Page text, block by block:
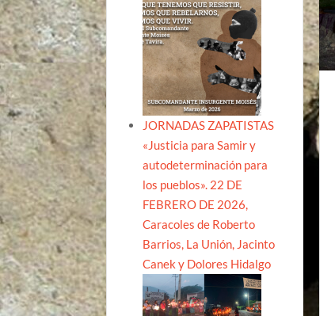
JORNADAS ZAPATISTAS
«Justicia para Samir y
autodeterminación para
los pueblos». 22 DE
FEBRERO DE 2026,
Caracoles de Roberto
Barrios, La Unión, Jacinto
Canek y Dolores Hidalgo